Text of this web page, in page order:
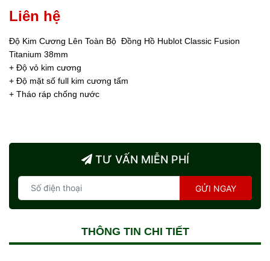
Liên hệ
Độ Kim Cương Lên Toàn Bộ Đồng Hồ Hublot Classic Fusion
Titanium 38mm
+ Độ vỏ kim cương
+ Độ mặt số full kim cương tấm
+ Tháo ráp chống nước
TƯ VẤN MIỄN PHÍ
GỬI NGAY
THÔNG TIN CHI TIẾT